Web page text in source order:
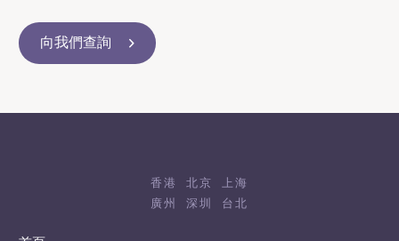
向我們查詢
香港 北京
上海
廣州
深圳 台北